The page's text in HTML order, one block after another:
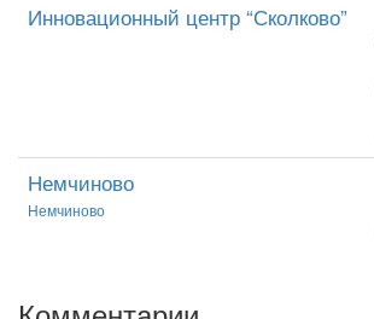
Инновационный центр “Сколково”
Немчиново
Немчиново